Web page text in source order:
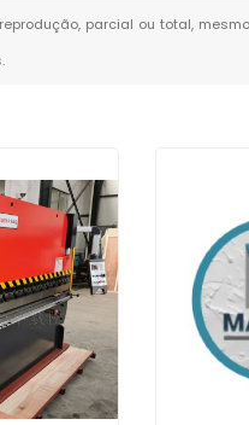
parcial ou total,
.